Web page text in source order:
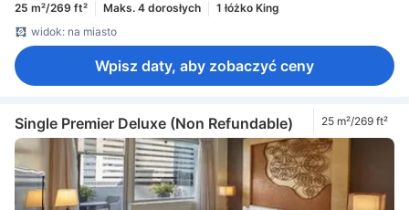
25 m²/269 ft² Maks. 4 dorosłych
1 łóżko King
widok: na miasto
Wpisz daty, aby zobaczyć ceny
Single Premier Deluxe (Non Refundable) 25 m²/269 ft²